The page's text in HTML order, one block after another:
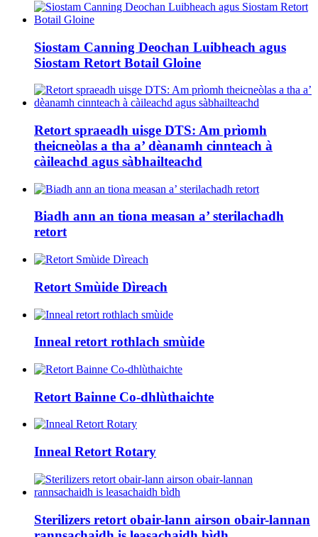
Siostam Canning Deochan Luibheach agus
Siostam Retort Botail Gloine
Retort spraeadh uisge DTS: Am prìomh
theicneòlas a tha a’ dèanamh cinnteach à
càileachd agus sàbhailteachd
Biadh ann an tiona measan a’ sterilachadh
retort
Retort Smùide Dìreach
Inneal retort rothlach smùide
Retort Bainne Co-dhlùthaichte
Inneal Retort Rotary
Sterilizers retort obair-lann airson obair-lannan